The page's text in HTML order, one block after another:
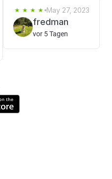
May 27, 2023
fredman
vor 5 Tagen